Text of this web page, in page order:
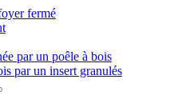
fermé
par un poêle à bois
par un insert granulés